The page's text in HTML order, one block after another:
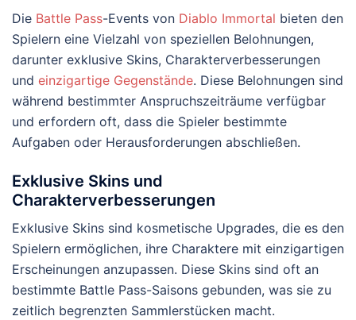
Die Battle Pass-Events von Diablo Immortal bieten den
Spielern eine Vielzahl von speziellen Belohnungen,
darunter exklusive Skins, Charakterverbesserungen
und einzigartige Gegenstände. Diese Belohnungen sind
während bestimmter Anspruchszeiträume verfügbar
und erfordern oft, dass die Spieler bestimmte
Aufgaben oder Herausforderungen abschließen.
Exklusive Skins und
Charakterverbesserungen
Exklusive Skins sind kosmetische Upgrades, die es den
Spielern ermöglichen, ihre Charaktere mit einzigartigen
Erscheinungen anzupassen. Diese Skins sind oft an
bestimmte Battle Pass-Saisons gebunden, was sie zu
zeitlich begrenzten Sammlerstücken macht.